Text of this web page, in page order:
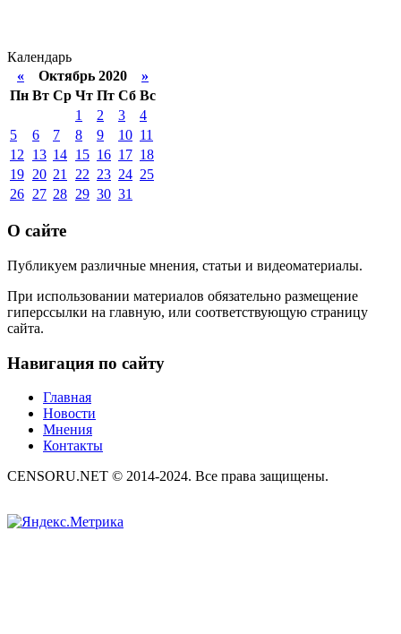
Календарь
« Октябрь 2020 »
Пн Вт Ср Чт Пт Сб Вс
1
2 3
4
5
6 7 8 9 10 11
12
13 14 15 16 17 18
19 20 21 22 23 24 25
26 27 28 29 30 31
О сайте
Публикуем различные мнения, статьи и видеоматериалы.
При использовании материалов обязательно размещение
гиперссылки на главную, или соответствующую страницу
сайта.
Навигация по сайту
Главная
Новости
Мнения
Контакты
CENSORU.NET © 2014-2024. Все права защищены.